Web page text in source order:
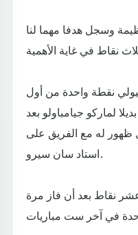
وسجل هدفا مهما لنا
نقطة واحدة من أول
لماركو جيامباولو بعد
في أول ظهور له مع الفريق على
استاد سان سيرو.
12 برصيد عشر نقاط بعد أن فاز مرة